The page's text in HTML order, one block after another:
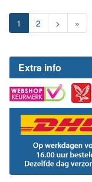
Extra info
1 2 > »